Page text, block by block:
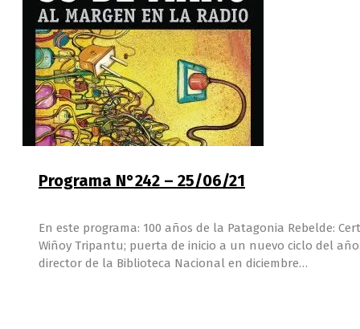
Programa N°242 – 25/06/21
En este programa: 100 años de la Patagonia Rebelde:
Wiñoy Tripantu; puerta de inicio a un nuevo ciclo del
director de la Biblioteca Nacional en diciembre…